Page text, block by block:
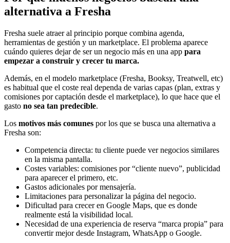
alternativa a Fresha
Fresha suele atraer al principio porque combina agenda,
herramientas de gestión y un marketplace. El problema aparece
cuándo quieres dejar de ser un negocio más en una app para
empezar a construir y crecer tu marca.
Además, en el modelo marketplace (Fresha, Booksy, Treatwell, etc)
es habitual que el coste real dependa de varias capas (plan, extras y
comisiones por captación desde el marketplace), lo que hace que el
gasto no sea tan predecible.
Los motivos más comunes por los que se busca una alternativa a
Fresha son:
Competencia directa: tu cliente puede ver negocios similares
en la misma pantalla.
Costes variables: comisiones por “cliente nuevo”, publicidad
para aparecer el primero, etc.
Gastos adicionales por mensajería.
Limitaciones para personalizar la página del negocio.
Dificultad para crecer en Google Maps, que es donde
realmente está la visibilidad local.
Necesidad de una experiencia de reserva “marca propia” para
convertir mejor desde Instagram, WhatsApp o Google.